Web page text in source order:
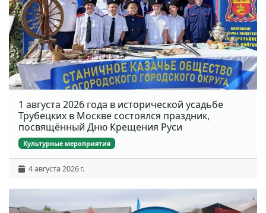
1 августа 2026 года в исторической усадьбе
Трубецких в Москве состоялся праздник,
посвящённый Дню Крещения Руси
Культурные мероприятия
4 августа 2026 г.